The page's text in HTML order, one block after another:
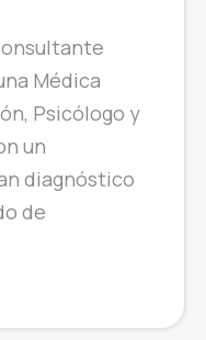
Médica
Psicólogo y
un
diagnóstico
de